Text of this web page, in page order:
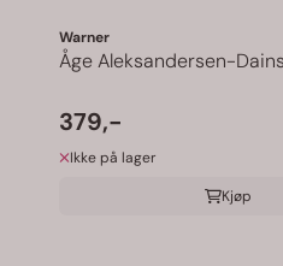
Warner
Åge Aleksandersen-
379,-
Ikke på lager
Kjøp